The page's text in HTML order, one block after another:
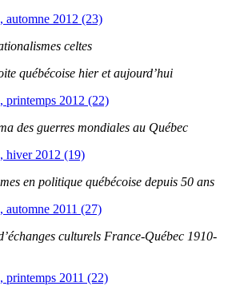
automne 2012 (23)
celtes
québécoise hier et aujourd’hui
printemps 2012 (22)
des guerres mondiales au Québec
hiver 2012 (19)
en politique québécoise depuis 50 ans
automne 2011 (27)
culturels France-Québec 1910-
printemps 2011 (22)